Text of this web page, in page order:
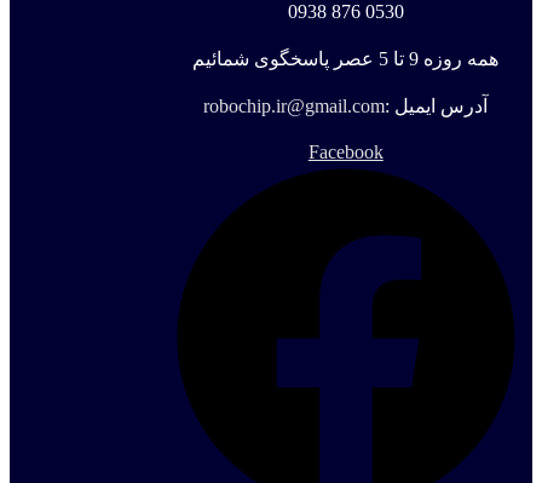
0530 876 0938
همه روزه 9 تا 5 عصر پاسخگوی شمائیم
آدرس ایمیل :robochip.ir@gmail.com
Facebook